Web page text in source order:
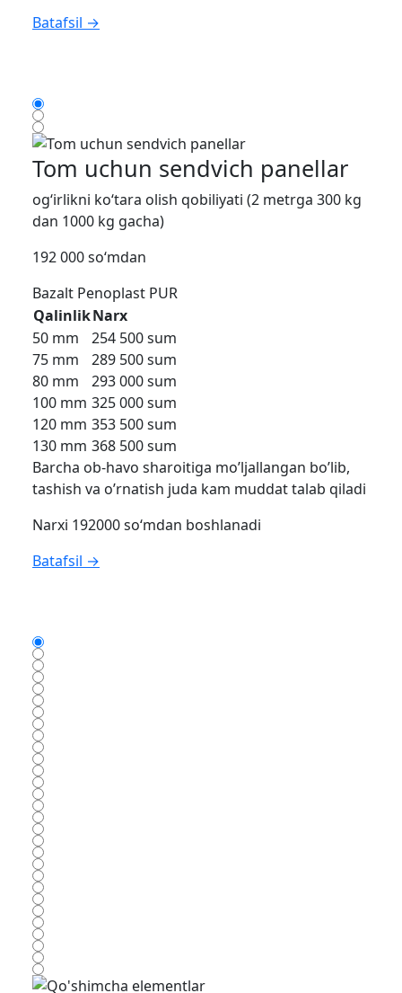
Batafsil →
Tom uchun sendvich panellar
og‘irlikni ko‘tara olish qobiliyati (2 metrga 300 kg
dan 1000 kg gacha)
192 000 so‘mdan
Bazalt Penoplast PUR
QalinlikNarx
50 mm
254 500 sum
75 mm
289 500 sum
80 mm
293 000 sum
100 mm 325 000 sum
120 mm 353 500 sum
130 mm 368 500 sum
Barcha ob-havo sharoitiga mo’ljallangan bo’lib,
tashish va o’rnatish juda kam muddat talab qiladi
Narxi 192000 so‘mdan boshlanadi
Batafsil →